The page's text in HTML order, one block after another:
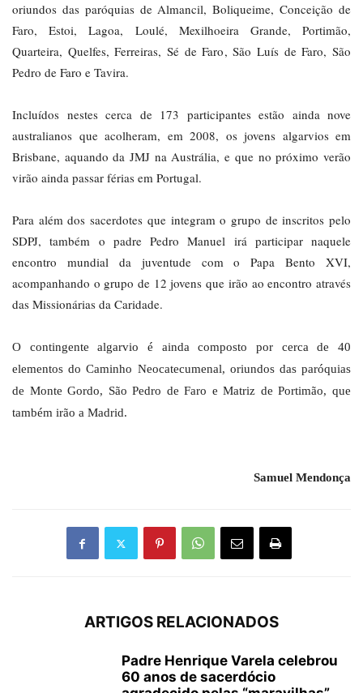
oriundos das paróquias de Almancil, Boliqueime, Conceição de
Faro, Estoi, Lagoa, Loulé, Mexilhoeira Grande, Portimão,
Quarteira, Quelfes, Ferreiras, Sé de Faro, São Luís de Faro, São
Pedro de Faro e Tavira.
Incluídos nestes cerca de 173 participantes estão ainda nove
australianos que acolheram, em 2008, os jovens algarvios em
Brisbane, aquando da JMJ na Austrália, e que no próximo verão
virão ainda passar férias em Portugal.
Para além dos sacerdotes que integram o grupo de inscritos pelo
SDPJ, também o padre Pedro Manuel irá participar naquele
encontro mundial da juventude com o Papa Bento XVI,
acompanhando o grupo de 12 jovens que irão ao encontro através
das Missionárias da Caridade.
O contingente algarvio é ainda composto por cerca de 40
elementos do Caminho Neocatecumenal, oriundos das paróquias
de Monte Gordo, São Pedro de Faro e Matriz de Portimão, que
também irão a Madrid.
Samuel Mendonça
ARTIGOS RELACIONADOS
Padre Henrique Varela celebrou
60 anos de sacerdócio